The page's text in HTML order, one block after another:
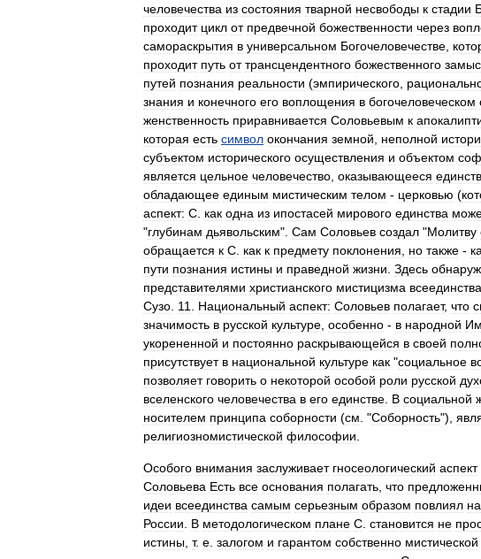
человечества из состояния тварной несвободы к стадии
проходит цикл от предвечной божественности через
самораскрытия в универсальном Богочеловечестве
проходит путь от трансцендентного божественного
путей познания реальности (эмпирического
знания и конечного его воплощения в богочеловеческом
женственность приравнивается Соловьевым к
которая есть символ окончания земной неполной
субъектом исторического осуществления и объектом
является цельное человечество оказывающееся
обладающее единым мистическим телом - церковью (
аспект: С как одна из ипостасей мирового единства
"глубинам дьявольским". Сам Соловьев создал "Молитву
обращается к С как к предмету поклонения но также -
пути познания истины и праведной жизни Здесь
представителями христианского мистицизма всеединства
Сузо 11 Национальный аспект: Соловьев полагает, что
значимость в русской культуре особенно - в народной
укорененной и постоянно раскрывающейся в своей
присутствует в национальной культуре как "социальное
позволяет говорить о некоторой особой роли русской
вселенского человечества в его единстве В социальной
носителем принципа соборности (см . "Соборность"),
религиозномистической философии
Особого внимания заслуживает гносеологический аспект
Соловьева Есть все основания полагать что
идеи всеединства самым серьезным образом повлиял на
России
В методологическом плане С становится не
истины т. е залогом и гарантом собственно мистической